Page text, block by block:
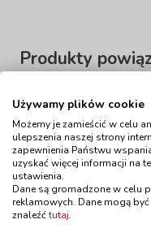
Produkty
Krzesełko
cm,
Produkt z
Używamy plików cookie
Możemy je zamieścić w celu
ulepszenia naszej strony
zapewnienia Państwu
uzyskać więcej informacji na
ustawienia.
Dane są gromadzone w celu
reklamowych. Dane mogą
znaleźćtutaj.